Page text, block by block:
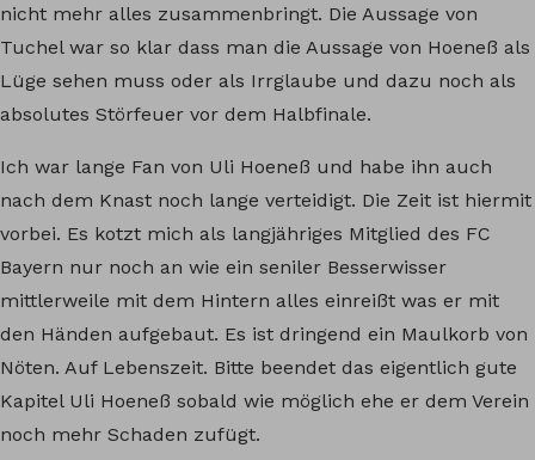
nicht mehr alles zusammenbringt. Die Aussage von
Tuchel war so klar dass man die Aussage von Hoeneß als
Lüge sehen muss oder als Irrglaube und dazu noch als
absolutes Störfeuer vor dem Halbfinale.
Ich war lange Fan von Uli Hoeneß und habe ihn auch
nach dem Knast noch lange verteidigt. Die Zeit ist hiermit
vorbei. Es kotzt mich als langjähriges Mitglied des FC
Bayern nur noch an wie ein seniler Besserwisser
mittlerweile mit dem Hintern alles einreißt was er mit
den Händen aufgebaut. Es ist dringend ein Maulkorb von
Nöten. Auf Lebenszeit. Bitte beendet das eigentlich gute
Kapitel Uli Hoeneß sobald wie möglich ehe er dem Verein
noch mehr Schaden zufügt.